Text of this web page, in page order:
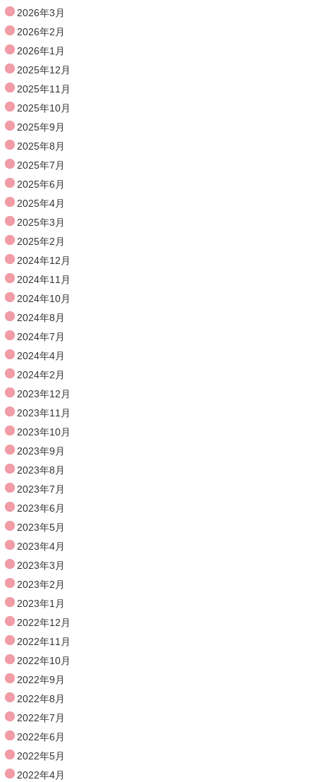
2026年3月
2026年2月
2026年1月
2025年12月
2025年11月
2025年10月
2025年9月
2025年8月
2025年7月
2025年6月
2025年4月
2025年3月
2025年2月
2024年12月
2024年11月
2024年10月
2024年8月
2024年7月
2024年4月
2024年2月
2023年12月
2023年11月
2023年10月
2023年9月
2023年8月
2023年7月
2023年6月
2023年5月
2023年4月
2023年3月
2023年2月
2023年1月
2022年12月
2022年11月
2022年10月
2022年9月
2022年8月
2022年7月
2022年6月
2022年5月
2022年4月